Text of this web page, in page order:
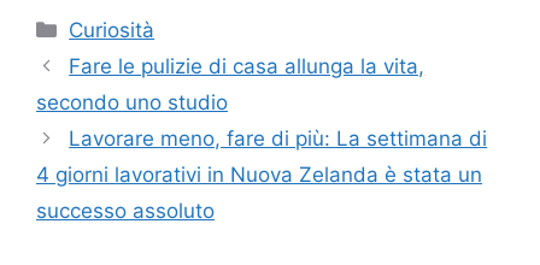
Categorie
Curiosità
Fare le pulizie di casa allunga la vita,
secondo uno studio
Lavorare meno, fare di più: La settimana di
4 giorni lavorativi in Nuova Zelanda è stata un
successo assoluto